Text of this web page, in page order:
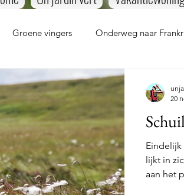
Groene vingers Onderweg naar
Eindelijk
lijkt in
aan het
20